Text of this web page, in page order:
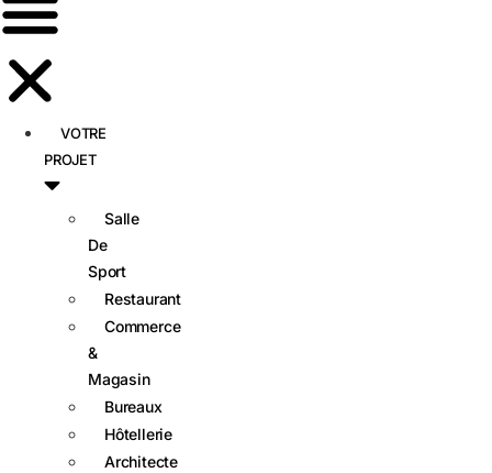
VOTRE
PROJET
Salle
De
Sport
Restaurant
Commerce
&
Magasin
Bureaux
Hôtellerie
Architecte